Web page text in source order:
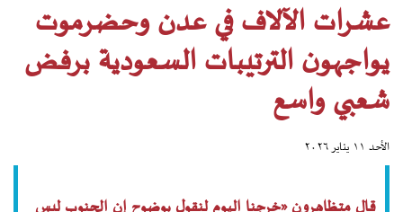
عشرات الآلاف في عدن وحضرموت
يواجهون الترتيبات السعودية برفض
شعبي واسع
الأحد ١١ يناير ٢٠٢٦